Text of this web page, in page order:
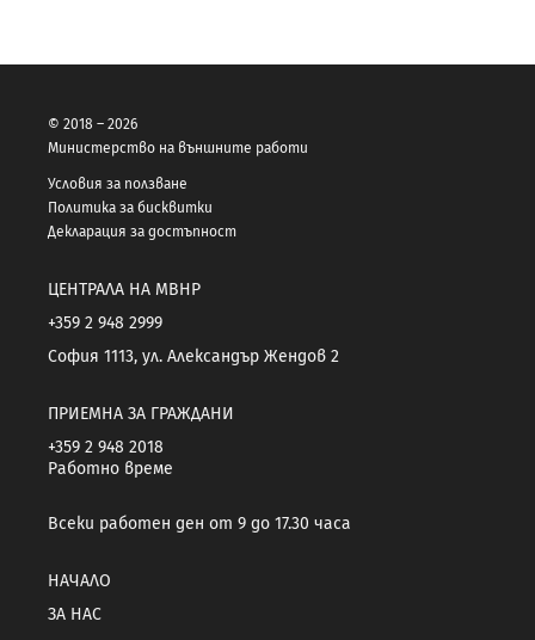
© 2018 – 2026
Министерство на външните работи
Условия за ползване
Политика за бисквитки
Декларация за достъпност
ЦЕНТРАЛА НА МВНР
+359 2 948 2999
София 1113, ул. Александър Жендов 2
ПРИЕМНА ЗА ГРАЖДАНИ
+359 2 948 2018
Работно време
Всеки работен ден от 9 до 17.30 часа
НАЧАЛО
ЗА НАС